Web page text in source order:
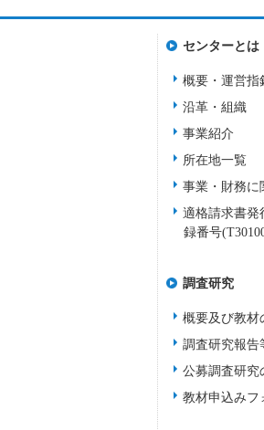
センターとは
概要・運営指
沿革・組織
事業紹介
所在地一覧
事業・財務に
適格請求書発
録番号
調査研究
概要及び教材
調査研究報告
公募調査研究
教材申込みフ